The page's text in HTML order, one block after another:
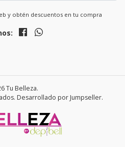
y obtén descuentos en tu compra
Tu Belleza.
Desarrollado por Jumpseller.